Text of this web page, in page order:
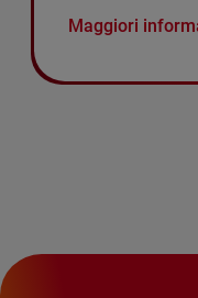
Maggiori